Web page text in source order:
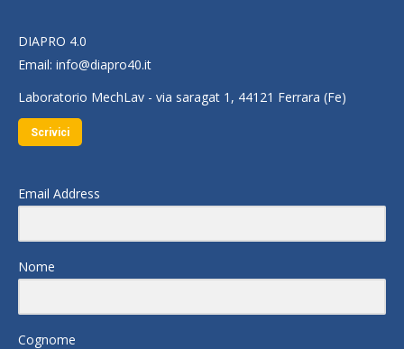
DIAPRO 4.0
Email: info@diapro40.it
Laboratorio MechLav - via saragat 1, 44121 Ferrara (Fe)
Scrivici
Email Address
Nome
Cognome